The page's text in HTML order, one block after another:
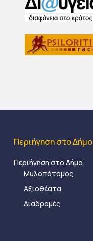
Περιήγηση στο Δήμο
Περιήγηση στο Δήμο
Μυλοπόταμος
Αξιοθέατα
Διαδρομές